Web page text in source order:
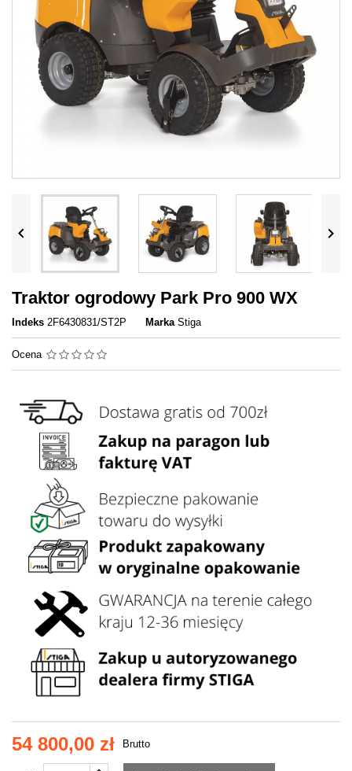
 
Traktor ogrodowy Park Pro 900 WX
Indeks 2F6430831/ST2P Marka Stiga
Ocena
54 800,00 zł Brutto